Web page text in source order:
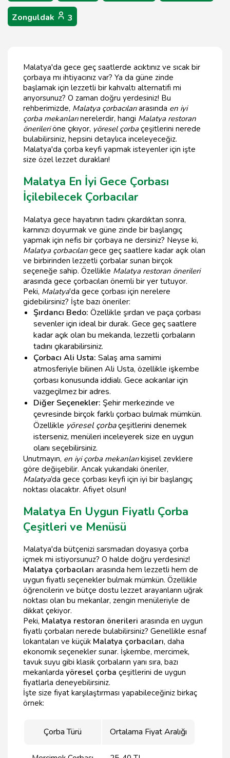
Zonguldak 3
Malatya'da gece geç saatlerde acıktınız ve sıcak bir
çorbaya mı ihtiyacınız var? Ya da güne zinde
başlamak için lezzetli bir kahvaltı alternatifi mi
arıyorsunuz? O zaman doğru yerdesiniz! Bu
rehberimizde, Malatya çorbacılarıarasında en iyi
çorba mekanlarınerelerdir, hangi Malatya restoran
önerileriöne çıkıyor, yöresel çorbaçeşitlerini nerede
bulabilirsiniz, hepsini detaylıca inceleyeceğiz.
Malatya'da çorba keyfi yapmak isteyenler için işte
size özel lezzet durakları!
Malatya En İyi Gece Çorbası
İçilebilecek Çorbacılar
Malatya gece hayatının tadını çıkardıktan sonra,
karnınızı doyurmak ve güne zinde bir başlangıç
yapmak için nefis bir çorbaya ne dersiniz? Neyse ki,
Malatya çorbacılarıgece geç saatlere kadar açık olan
ve birbirinden lezzetli çorbalar sunan birçok
seçeneğe sahip. Özellikle Malatya restoran önerileri
arasında gece çorbacıları önemli bir yer tutuyor.
Peki, Malatya'da gece çorbası için nerelere
gidebilirsiniz? İşte bazı öneriler:
Şırdancı Bedo: Özellikle şırdan ve paça çorbası
sevenler için ideal bir durak. Gece geç saatlere
kadar açık olan bu mekanda, lezzetli çorbaların
tadını çıkarabilirsiniz.
Çorbacı Ali Usta: Salaş ama samimi
atmosferiyle bilinen Ali Usta, özellikle işkembe
çorbası konusunda iddialı. Gece acıkanlar için
vazgeçilmez bir adres.
Diğer Seçenekler: Şehir merkezinde ve
çevresinde birçok farklı çorbacı bulmak mümkün.
Özellikle yöresel çorbaçeşitlerini denemek
isterseniz, menüleri inceleyerek size en uygun
olanı seçebilirsiniz.
Unutmayın, en iyi çorba mekanlarıkişisel zevklere
göre değişebilir. Ancak yukarıdaki öneriler,
Malatya’da gece çorbası keyfi için iyi bir başlangıç
noktası olacaktır. Afiyet olsun!
Malatya En Uygun Fiyatlı Çorba
Çeşitleri ve Menüsü
Malatya'da bütçenizi sarsmadan doyasıya çorba
içmek mi istiyorsunuz? O halde doğru yerdesiniz!
Malatya çorbacıları arasında hem lezzetli hem de
uygun fiyatlı seçenekler bulmak mümkün. Özellikle
öğrencilerin ve bütçe dostu lezzet arayanların uğrak
noktası olan bu mekanlar, zengin menüleriyle de
dikkat çekiyor.
Peki, Malatya restoran önerileri arasında en uygun
fiyatlı çorbaları nerede bulabilirsiniz? Genellikle esnaf
lokantaları ve küçük Malatya çorbacıları, daha
ekonomik seçenekler sunar. İşkembe, mercimek,
tavuk suyu gibi klasik çorbaların yanı sıra, bazı
mekanlarda yöresel çorba çeşitlerini de uygun
fiyatlarla deneyebilirsiniz.
İşte size fiyat karşılaştırması yapabileceğiniz birkaç
örnek:
Çorba Türü Ortalama Fiyat Aralığı